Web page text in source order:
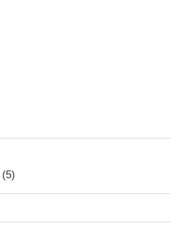
(5)